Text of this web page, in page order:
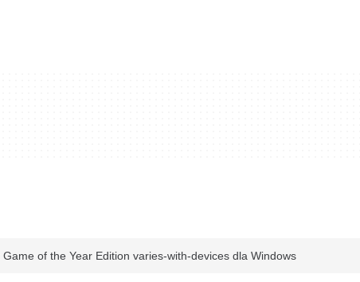
Game of the Year Edition varies-with-devices dla Windows